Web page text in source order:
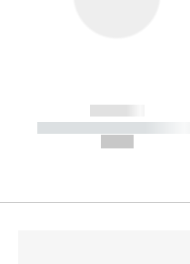
------------
----------- ----------- -----------